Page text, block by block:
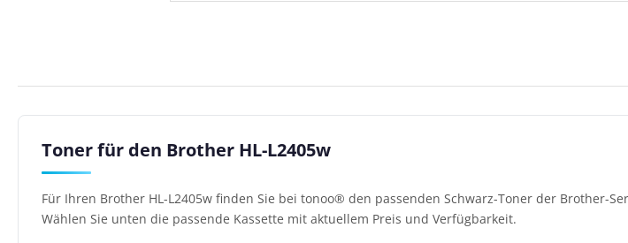
Toner für den Brother HL-L2405w
Für Ihren Brother HL-L2405w finden Sie bei tonoo® den passenden Schwarz-Toner der Brother-
Wählen Sie unten die passende Kassette mit aktuellem Preis und Verfügbarkeit.